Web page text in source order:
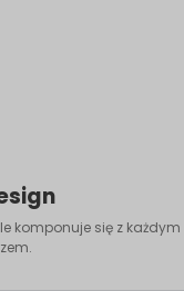
komponuje się z każdym